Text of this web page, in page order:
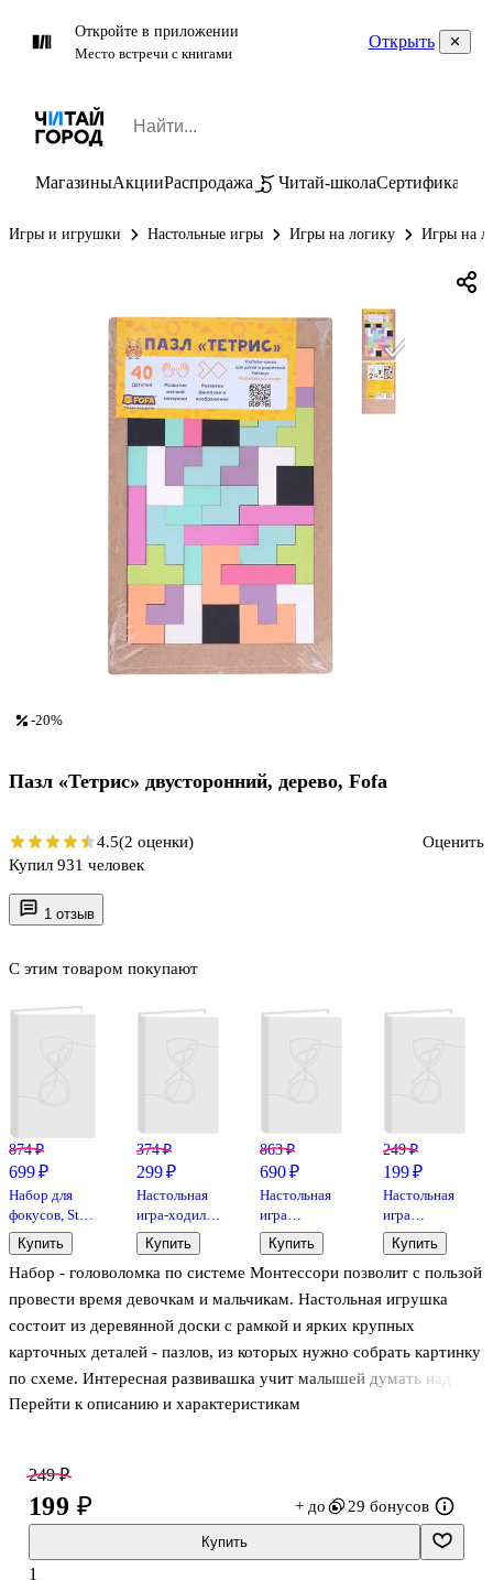
Откройте в приложении
Место встречи с книгами
Открыть
МагазиныАкцииРаспродажа Читай-школаСертификаты
Игры и игрушки Настольные игры Игры на логику Игры на
1 отзыв
Набор - головоломка по системе Монтессори позволит с пользой
провести время девочкам и мальчикам. Настольная игрушка
состоит из деревянной доски с рамкой и ярких крупных
карточных деталей - пазлов, из которых нужно собрать картинку
по схеме. Интересная развивашка учит малышей думать над
заданием играя, изучать форму и цвет, обращать внимание на
Ребенок собирает обучающую мозаику - развивайку, учится
преодолевать сложности. Детская игра развивает логику,
креативное мышление, творчество, это тренировка мелкой
моторики рук, что полезно для начальной школы.
Перейти к описанию и характеристикам
С этим товаром покупают
874 ₽
699 ₽
Набор для
фокусов, Step
puzzle
Купить
374 ₽
299 ₽
Настольная
игра-ходилка
«Животный
мир Земли»,
Геодом
Купить
863 ₽
690 ₽
Настольная
игра
«Соображарий
Junior»,
Hobby World
Купить
249 ₽
199 ₽
Настольная
игра
«Картодил
Понимаем
без слов»,
Игрополис
Купить
-20%
Пазл «Тетрис» двусторонний, дерево, Fofa
4.5(2 оценки)
Оценить
Купил 931 человек
249 ₽
199 ₽ + до 29 бонусов
Купить
1